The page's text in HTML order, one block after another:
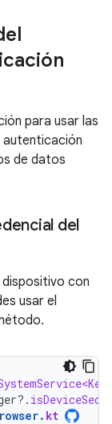
para usar las
autenticación
de datos
del
con
usar el
?.
. kt